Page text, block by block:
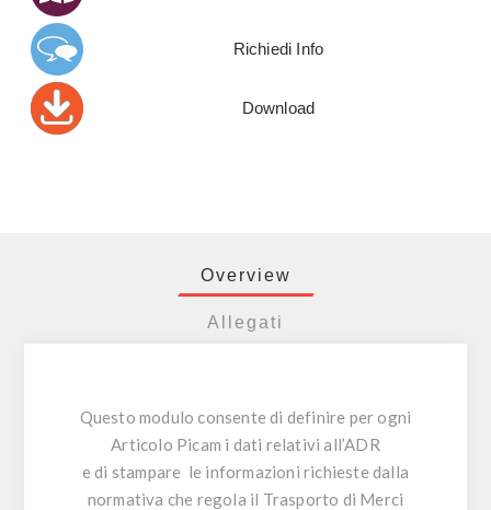
Richiedi Info
Download
Overview
Allegati
Questo modulo consente di definire per ogni
Articolo Picam i dati relativi all’ADR
e di stampare le informazioni richieste dalla
normativa che regola il Trasporto di Merci